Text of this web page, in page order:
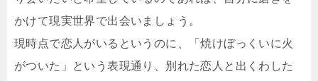
かけて現実世界で出会いましょう。
現時点で恋人がいるというのに、「焼けぼっくいに火
がついた」という表現通り、別れた恋人と出くわした